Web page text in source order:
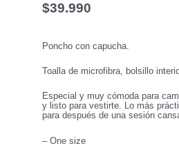
$39.990
Poncho con capucha.
Toalla de microfibra, bolsillo
Especial y muy cómoda para
y listo para vestirte. Lo más
para después de una sesión
– One size